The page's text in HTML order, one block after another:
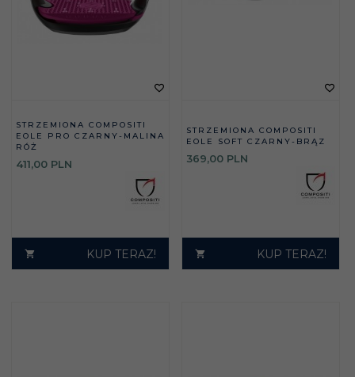
STRZEMIONA COMPOSITI
EOLE PRO CZARNY-MALINA
RÓŻ
411,00 PLN
KUP TERAZ!
STRZEMIONA COMPOSITI
EOLE SOFT CZARNY-BRĄZ
369,00 PLN
KUP TERAZ!